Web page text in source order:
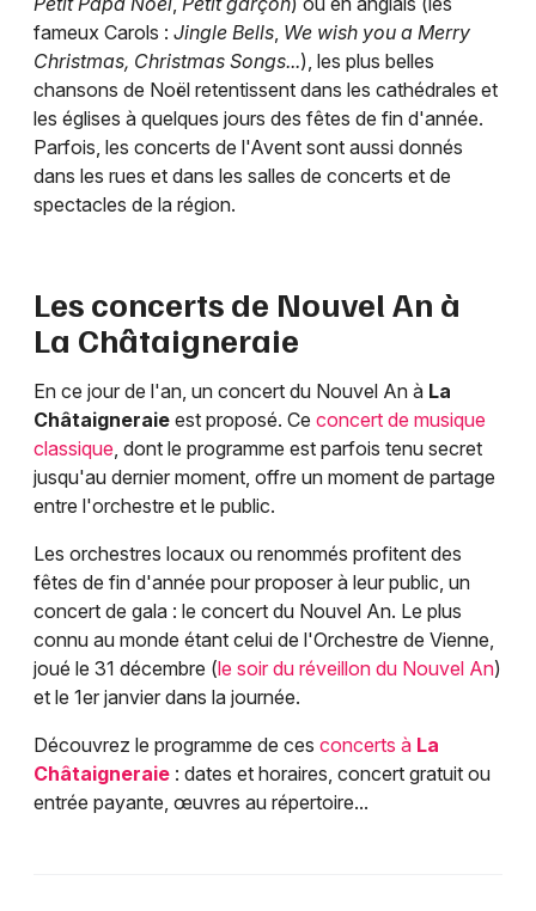
fameux Carols : Jingle Bells, We wish you a Merry
Christmas, Christmas Songs...), les plus belles
chansons de Noël retentissent dans les cathédrales et
les églises à quelques jours des fêtes de fin d'année.
Parfois, les concerts de l'Avent sont aussi donnés
dans les rues et dans les salles de concerts et de
spectacles de la région.
Les concerts de Nouvel An à
La Châtaigneraie
En ce jour de l'an, un concert du Nouvel An à La
Châtaigneraie est proposé. Ce concert de musique
classique, dont le programme est parfois tenu secret
jusqu'au dernier moment, offre un moment de partage
entre l'orchestre et le public.
Les orchestres locaux ou renommés profitent des
fêtes de fin d'année pour proposer à leur public, un
concert de gala : le concert du Nouvel An. Le plus
connu au monde étant celui de l'Orchestre de Vienne,
joué le 31 décembre (le soir du réveillon du Nouvel An)
et le 1er janvier dans la journée.
Découvrez le programme de ces concerts à La
Châtaigneraie : dates et horaires, concert gratuit ou
entrée payante, œuvres au répertoire...